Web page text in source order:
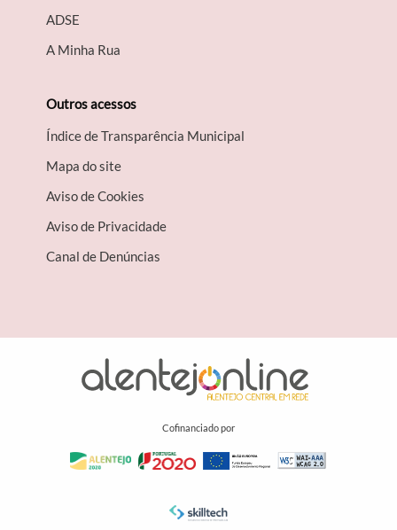
A​DSE
A Minha Rua
Outros acessos
Índice de Transparência Municipal
Mapa do site
Aviso de Cookies
Aviso de Privacidade
Canal de Denúncias
Cofinanciado por